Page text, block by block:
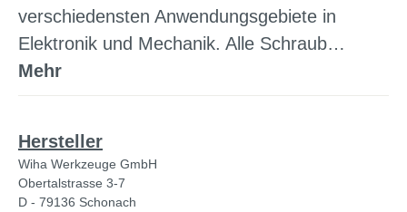
verschiedensten Anwendungsgebiete in
Elektronik und Mechanik. Alle Schraub…
Mehr
Hersteller
Wiha Werkzeuge GmbH
Obertalstrasse 3-7
D - 79136 Schonach